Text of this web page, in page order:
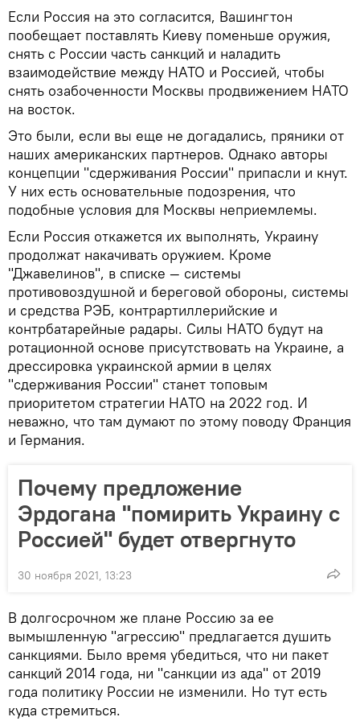
Если Россия на это согласится, Вашингтон
пообещает поставлять Киеву поменьше оружия,
снять с России часть санкций и наладить
взаимодействие между НАТО и Россией, чтобы
снять озабоченности Москвы продвижением НАТО
на восток.
Это были, если вы еще не догадались, пряники от
наших американских партнеров. Однако авторы
концепции "сдерживания России" припасли и кнут.
У них есть основательные подозрения, что
подобные условия для Москвы неприемлемы.
Если Россия откажется их выполнять, Украину
продолжат накачивать оружием. Кроме
"Джавелинов", в списке — системы
противовоздушной и береговой обороны, системы
и средства РЭБ, контрартиллерийские и
контрбатарейные радары. Силы НАТО будут на
ротационной основе присутствовать на Украине, а
дрессировка украинской армии в целях
"сдерживания России" станет топовым
приоритетом стратегии НАТО на 2022 год. И
неважно, что там думают по этому поводу Франция
и Германия.
Почему предложение
Эрдогана "помирить Украину с
Россией" будет отвергнуто
30 ноября 2021, 13:23
В долгосрочном же плане Россию за ее
вымышленную "агрессию" предлагается душить
санкциями. Было время убедиться, что ни пакет
санкций 2014 года, ни "санкции из ада" от 2019
года политику России не изменили. Но тут есть
куда стремиться.